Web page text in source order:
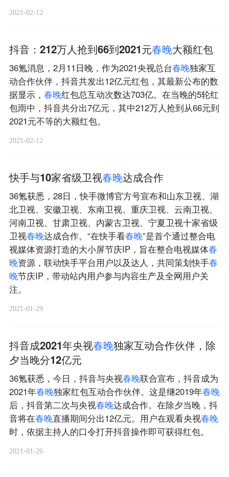
2021-02-12
抖音：212万人抢到66到2021元春晚大额红包
36氪消息，2月11日晚，作为2021央视总台春晚独家互
动合作伙伴，抖音共发出12亿元红包，其最新公布的数
据显示， 春晚红包总互动次数达703亿。在当晚的5轮红
包雨中，抖音共分出7亿元，其中212万人抢到从66元到
2021元不等的大额红包。
2021-02-12
快手与10家省级卫视春晚达成合作
36氪获悉，28日，快手微博官方号宣布和山东卫视、湖
北卫视、安徽卫视、东南卫视、重庆卫视、云南卫视、
河南卫视、甘肃卫视、内蒙古卫视、宁夏卫视十家省级
卫视春晚达成合作。“在快手看春晚”是首个通过整合电
视媒体资源打造的大小屏节庆IP，旨在整合电视媒体春
晚资源，联动快手平台用户以及达人，共同策划快手春
晚节庆IP，带动站内用户参与内容生产及全网用户关
注。
2021-01-29
抖音成2021年央视春晚独家互动合作伙伴，除
夕当晚分12亿元
36氪获悉，今日，抖音与央视春晚联合宣布，抖音成为
2021年春晚独家红包互动合作伙伴。这是继2019年春晚
后，抖音第二次与央视春晚达成合作。在除夕当晚，抖
音将在春晚直播期间分出12亿元。用户在观看央视春晚
时，依据主持人的口令打开抖音操作即可获得红包。
2021-01-26